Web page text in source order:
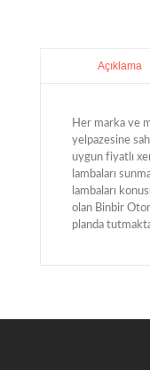
Açıklama
Her marka ve
yelpazesine
uygun fiyatlı
lambaları
lambaları
olan Binbir
planda